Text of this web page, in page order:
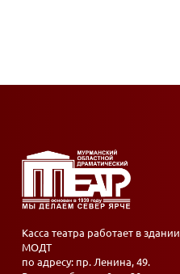
Касса театра работает в здании
МОДТ
по адресу: пр. Ленина, 49.